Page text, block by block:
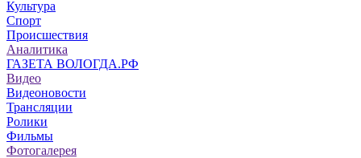
Культура
Спорт
Происшествия
Аналитика
ГАЗЕТА ВОЛОГДА.РФ
Видео
Видеоновости
Трансляции
Ролики
Фильмы
Фотогалерея